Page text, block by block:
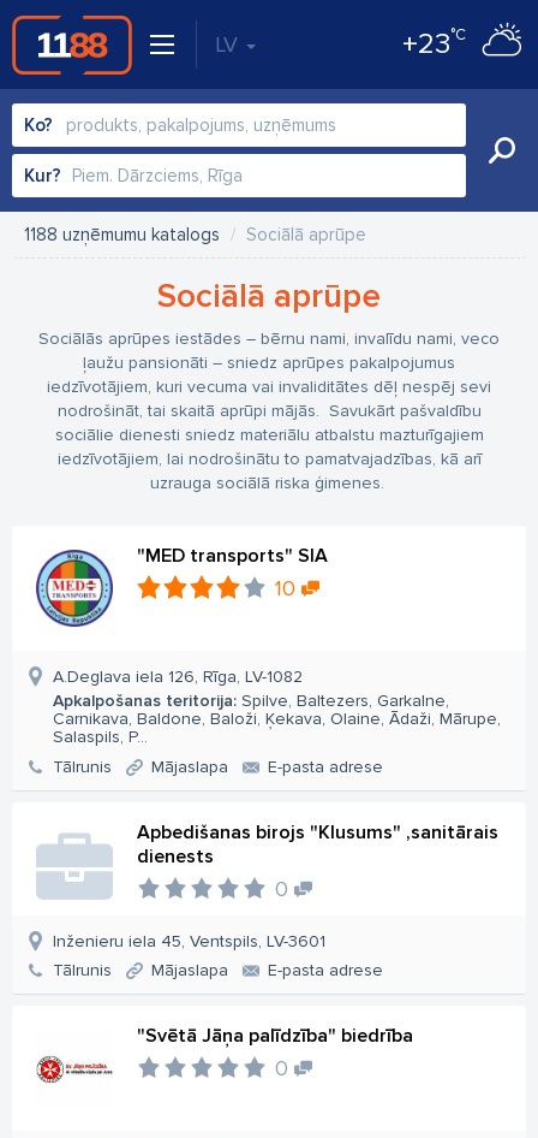
LV +23°C
Ko?
Kur?
1188 uzņēmumu katalogs Sociālā aprūpe
Sociālā aprūpe
Sociālās aprūpes iestādes – bērnu nami, invalīdu nami, veco
ļaužu pansionāti – sniedz aprūpes pakalpojumus
iedzīvotājiem, kuri vecuma vai invaliditātes dēļ nespēj sevi
nodrošināt, tai skaitā aprūpi mājās. Savukārt pašvaldību
sociālie dienesti sniedz materiālu atbalstu mazturīgajiem
iedzīvotājiem, lai nodrošinātu to pamatvajadzības, kā arī
uzrauga sociālā riska ģimenes.
"MED transports" SIA
10
A.Deglava iela 126, Rīga, LV-1082
Apkalpošanas teritorija: Spilve, Baltezers, Garkalne,
Carnikava, Baldone, Baloži, Ķekava, Olaine, Ādaži, Mārupe,
Salaspils, P...
Tālrunis
Mājaslapa E-pasta adrese
Apbedišanas birojs "Klusums" ,sanitārais
dienests
0
Inženieru iela 45, Ventspils, LV-3601
Tālrunis
Mājaslapa E-pasta adrese
"Svētā Jāņa palīdzība" biedrība
0